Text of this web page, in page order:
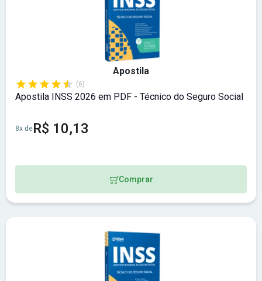
Apostila
(6)
Apostila INSS 2026 em PDF - Técnico do Seguro Social
8x deR$ 10,13
Comprar